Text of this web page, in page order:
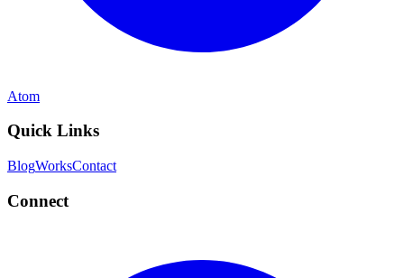
Atom
Quick Links
BlogWorksContact
Connect